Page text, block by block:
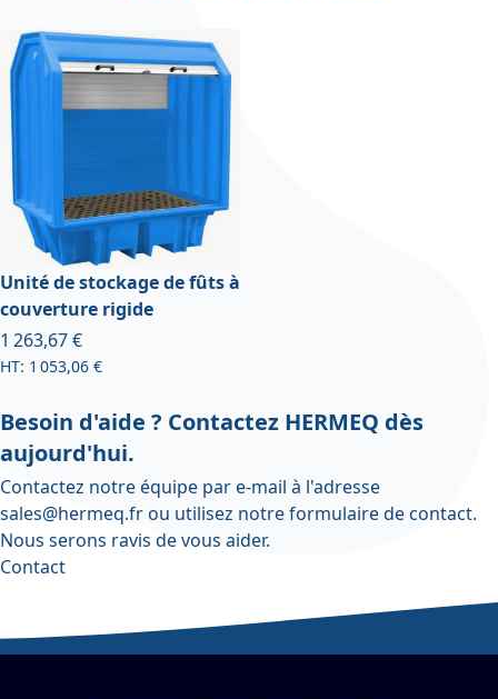
Unité de stockage de fûts à
couverture rigide
À partir de
1 263,67 €
1 053,06 €
Besoin d'aide ? Contactez HERMEQ dès
aujourd'hui.
Contactez notre équipe par e-mail à l'adresse
sales@hermeq.frou utilisez notreformulaire de contact.
Nous serons ravis de vous aider.
Contact